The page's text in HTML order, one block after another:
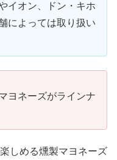
イオン、ドン・キホ
によっては取り扱い
ヨネーズがラインナ
しめる燻製マヨネーズ